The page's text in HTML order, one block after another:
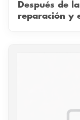
Después de
reparación y